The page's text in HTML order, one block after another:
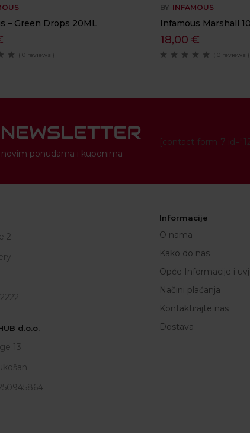
– Green Drops 20ML
( 0 reviews )
BY INFAMOUS
Infamous Marshall
18,00 €
( 0 reviews )
ponudama i kuponima
[contact-form-7
2
d.o.o.
13
Informacije
O nama
Kako do nas
Opće Informacije i
Načini plaćanja
Kontaktirajte nas
Dostava